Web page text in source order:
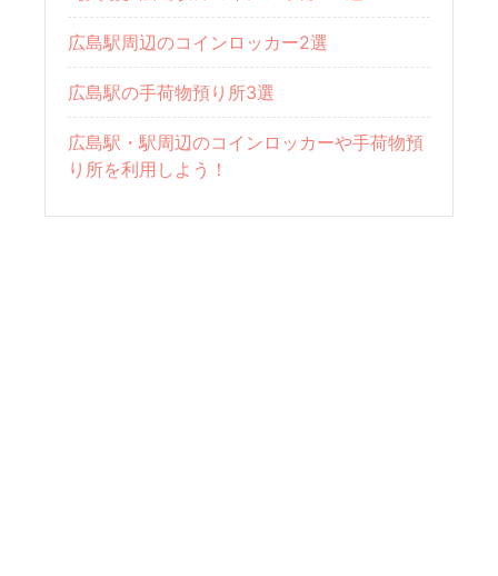
広島駅周辺のコインロッカー2選
広島駅の手荷物預り所3選
広島駅・駅周辺のコインロッカーや手荷物預
り所を利用しよう！